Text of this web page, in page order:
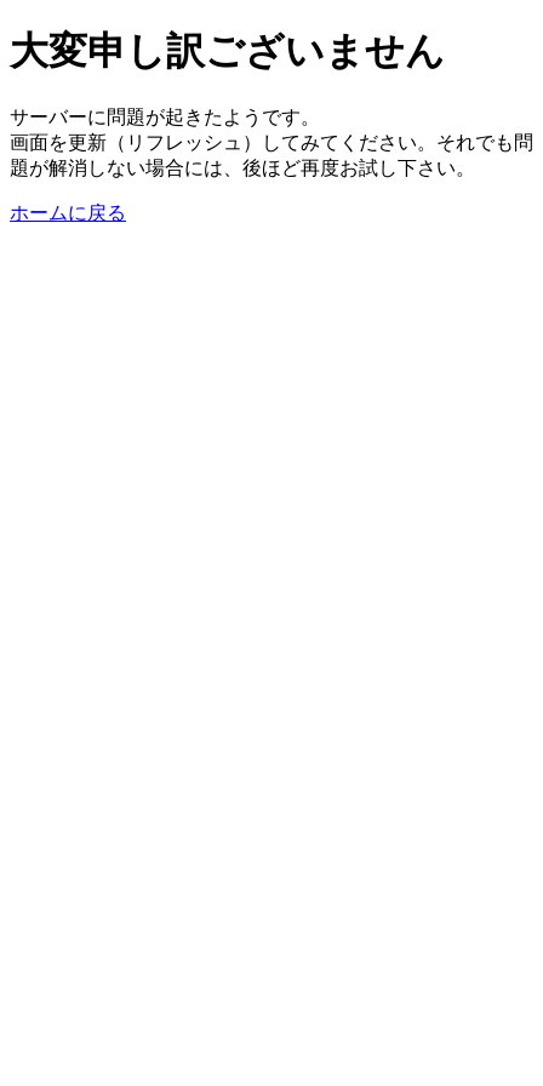
大変申し訳ございません
サーバーに問題が起きたようです。
画面を更新（リフレッシュ）してみてください。それでも問
題が解消しない場合には、後ほど再度お試し下さい。
ホームに戻る